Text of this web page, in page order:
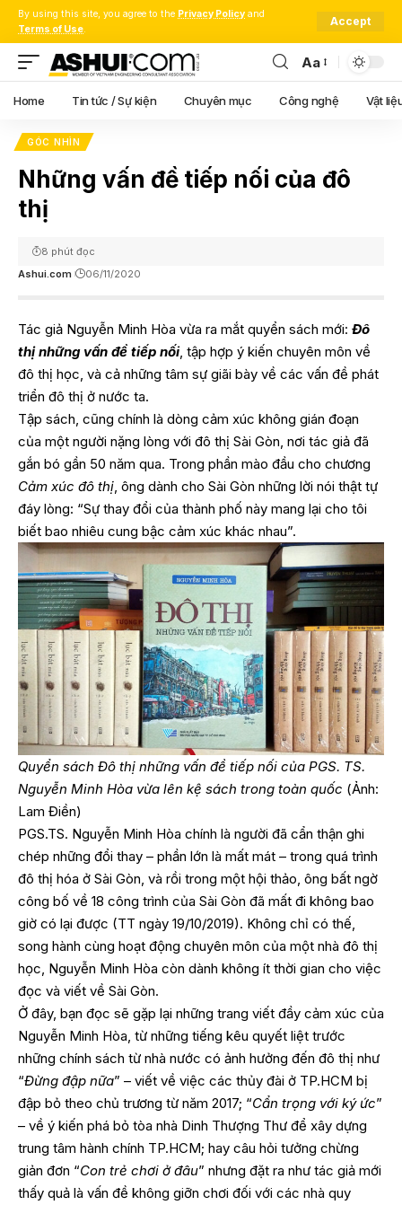
By using this site, you agree to the Privacy Policy and
Terms of Use.
Accept
Font
Resizer
Aa
Home Tin tức / Sự kiện Chuyên mục Công nghệ Vật
GÓC NHÌN
Những vấn đề tiếp nối của đô
thị
Ashui.com 06/11/2020
8 phút đọc
Tác giả Nguyễn Minh Hòa vừa ra mắt quyển sách mới: Đô
thị những vấn đề tiếp nối, tập hợp ý kiến chuyên môn về
đô thị học, và cả những tâm sự giãi bày về các vấn đề phát
triển đô thị ở nước ta.
Tập sách, cũng chính là dòng cảm xúc không gián đoạn
của một người nặng lòng với đô thị Sài Gòn, nơi tác giả đã
gắn bó gần 50 năm qua. Trong phần mào đầu cho chương
Cảm xúc đô thị, ông dành cho Sài Gòn những lời nói thật tự
đáy lòng: “Sự thay đổi của thành phố này mang lại cho tôi
biết bao nhiêu cung bậc cảm xúc khác nhau”.
Quyển sách Đô thị những vấn đề tiếp nối của PGS. TS.
Nguyễn Minh Hòa vừa lên kệ sách trong toàn quốc (Ảnh:
Lam Điền)
PGS.TS. Nguyễn Minh Hòa chính là người đã cẩn thận ghi
chép những đổi thay – phần lớn là mất mát – trong quá trình
đô thị hóa ở Sài Gòn, và rồi trong một hội thảo, ông bất ngờ
công bố về 18 công trình của Sài Gòn đã mất đi không bao
giờ có lại được (TT ngày 19/10/2019). Không chỉ có thế,
song hành cùng hoạt động chuyên môn của một nhà đô thị
học, Nguyễn Minh Hòa còn dành không ít thời gian cho việc
đọc và viết về Sài Gòn.
Ở đây, bạn đọc sẽ gặp lại những trang viết đầy cảm xúc của
Nguyễn Minh Hòa, từ những tiếng kêu quyết liệt trước
những chính sách từ nhà nước có ảnh hưởng đến đô thị như
“Đừng đập nữa” – viết về việc các thủy đài ở TP.HCM bị
đập bỏ theo chủ trương từ năm 2017; “Cẩn trọng với ký ức”
– về ý kiến phá bỏ tòa nhà Dinh Thượng Thư để xây dựng
trung tâm hành chính TP.HCM; hay câu hỏi tưởng chừng
giản đơn “Con trẻ chơi ở đâu” nhưng đặt ra như tác giả mới
thấy quả là vấn đề không giỡn chơi đối với các nhà quy